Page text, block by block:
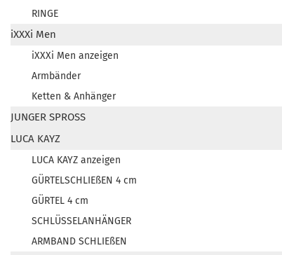
RINGE
iXXXi Men
iXXXi Men anzeigen
Armbänder
Ketten & Anhänger
JUNGER SPROSS
LUCA KAYZ
LUCA KAYZ anzeigen
GÜRTELSCHLIEßEN 4 cm
GÜRTEL 4 cm
SCHLÜSSELANHÄNGER
ARMBAND SCHLIEßEN